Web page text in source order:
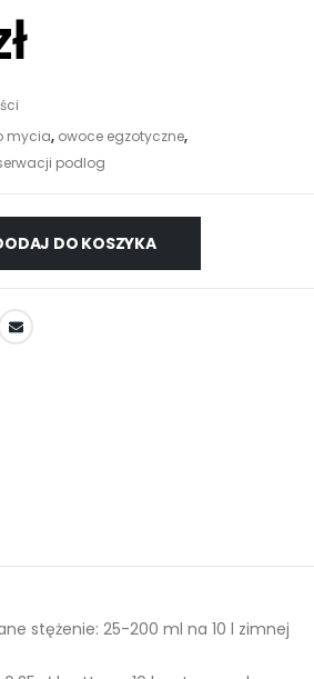
mycia, owoce egzotyczne,
podlog
DO KOSZYKA
stężenie: 25-200 ml na 10 l zimnej